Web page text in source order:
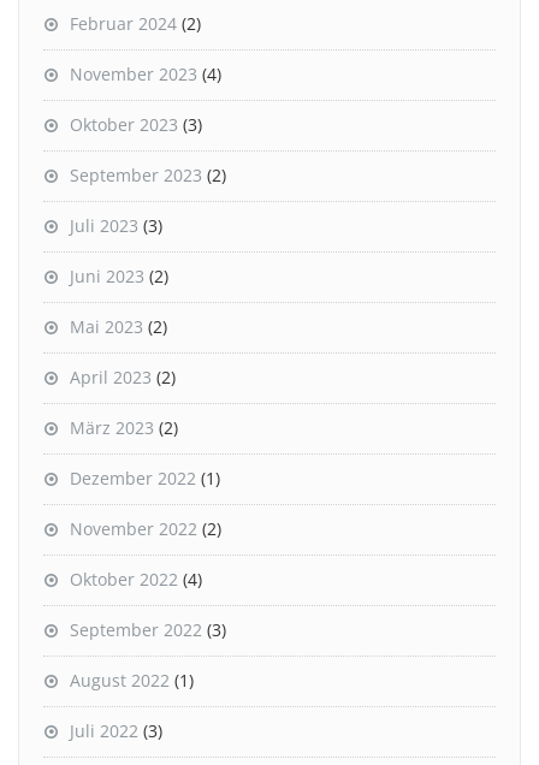
Februar 2024 (2)
November 2023 (4)
Oktober 2023 (3)
September 2023 (2)
Juli 2023 (3)
Juni 2023 (2)
Mai 2023 (2)
April 2023 (2)
März 2023 (2)
Dezember 2022 (1)
November 2022 (2)
Oktober 2022 (4)
September 2022 (3)
August 2022 (1)
Juli 2022 (3)